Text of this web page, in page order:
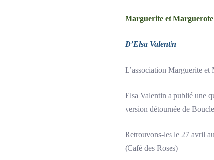
Marguerite et
D’Elsa Valentin
L’association Marguerite et
Elsa Valentin a publié une
version détournée de
Retrouvons-les le 27 avril
(Café des Roses)